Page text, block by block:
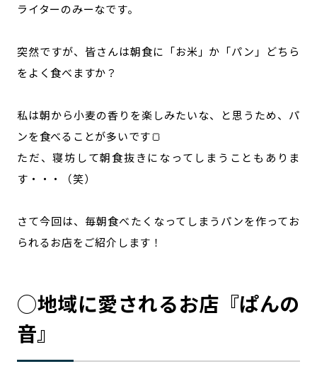
ライターのみーなです。
突然ですが、皆さんは朝食に「お米」か「パン」どちら
をよく食べますか？
私は朝から小麦の香りを楽しみたいな、と思うため、パ
ンを食べることが多いです🍞
ただ、寝坊して朝食抜きになってしまうこともありま
す・・・（笑）
さて今回は、毎朝食べたくなってしまうパンを作ってお
られるお店をご紹介します！
◯地域に愛されるお店『ぱんの
音』